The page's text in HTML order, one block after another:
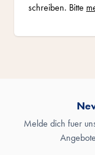
schreiben. Bitte
Melde dich fuer